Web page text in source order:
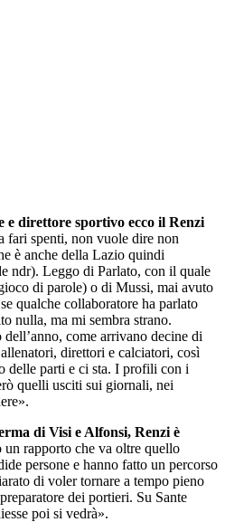
e direttore sportivo ecco il Renzi
fari spenti, non vuole dire non
è anche della Lazio quindi
ndr). Leggo di Parlato, con il quale
di parole) o di Mussi, mai avuto
qualche collaboratore ha parlato
nulla, ma mi sembra strano.
come arrivano decine di
direttori e calciatori, così
delle parti e ci sta. I profili con i
quelli usciti sui giornali, nei
di Visi e Alfonsi, Renzi è
un rapporto che va oltre quello
persone e hanno fatto un percorso
di voler tornare a tempo pieno
dei portieri. Su Sante
poi si vedrà».